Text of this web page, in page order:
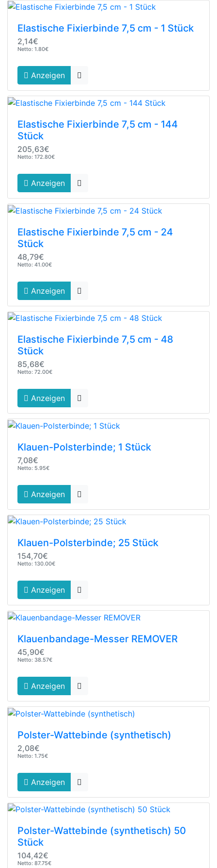
Elastische Fixierbinde 7,5 cm - 1 Stück
2,14€
Netto: 1.80€
Anzeigen
Elastische Fixierbinde 7,5 cm - 144
Stück
205,63€
Netto: 172.80€
Anzeigen
Elastische Fixierbinde 7,5 cm - 24
Stück
48,79€
Netto: 41.00€
Anzeigen
Elastische Fixierbinde 7,5 cm - 48
Stück
85,68€
Netto: 72.00€
Anzeigen
Klauen-Polsterbinde; 1 Stück
7,08€
Netto: 5.95€
Anzeigen
Klauen-Polsterbinde; 25 Stück
154,70€
Netto: 130.00€
Anzeigen
Klauenbandage-Messer REMOVER
45,90€
Netto: 38.57€
Anzeigen
Polster-Wattebinde (synthetisch)
2,08€
Netto: 1.75€
Anzeigen
Polster-Wattebinde (synthetisch) 50
Stück
104,42€
Netto: 87.75€